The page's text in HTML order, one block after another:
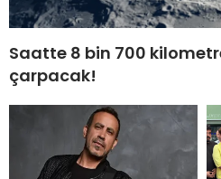
Saatte 8 bin 700
çarpacak!